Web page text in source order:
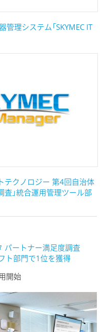
管理システム「SKYMEC IT
テクノロジー 第4回自治体
査」統合運用管理ツール部
パートナー満足度調査
ト部門で1位を獲得
開始